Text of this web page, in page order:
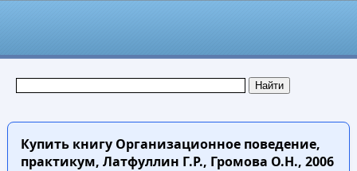
Купить книгуОрганизационное поведение,
практикум, Латфуллин Г.Р., Громова О.Н., 2006